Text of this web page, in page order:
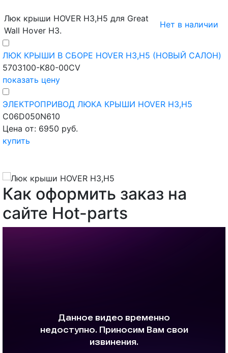
Люк крыши HOVER H3,H5 для Great
Wall Hover H3.
Нет в наличии
ЛЮК КРЫШИ В СБОРЕ HOVER H3,H5 (НОВЫЙ САЛОН)
5703100-K80-00CV
показать цену
ЭЛЕКТРОПРИВОД ЛЮКА КРЫШИ HOVER H3,H5
C06D050N610
Цена от: 6950 руб.
купить
Как оформить заказ на
сайте Hot-parts